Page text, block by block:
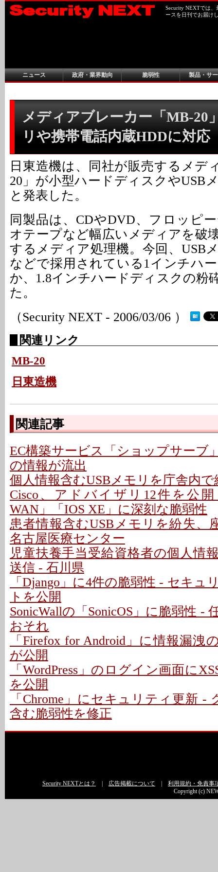
Security NEXTでは
ースを日刊でお届け
ニュース 政府・業界動向 脆弱性 製品・サ
メディアブレーカー「MB-20
リや携帯電話内蔵HDDに対応
日東造機は、同社が販売するメデ
20」が小型ハードディスクやUSB
と発表した。
同製品は、CDやDVD、フロッピ
オテープなど幅広いメディアを破
するメディア処理機。今回、USB
などで採用されている1インチハ
か、1.8インチハードディスクの粉
た。
（Security NEXT - 2006/03/06 ）
関連リンク
MB-20
日東造機
関連記事
EC構築サービス「ショップサーブ
の情報が流出
個人情報含むUSBメモリを庁舎内で
Cisco、アドバイザリ12件を公開
WAN」「IOS XE」に深刻な脆弱性
患者情報含むUSBメモリを紛失、
名古屋医療センター
児童扶養手当受給資格者の個人情
送信 - 石川県
「Django」に4件の脆弱性 - セキュ
トを公開
SonicWallの「SonicOS」に脆弱性 -
おそれ
「Firefox for Android」に情報漏洩
が公開
「WordPress」のログイン画面に
を公開
「Chrome」にセキュリティ更新 -
含む脆弱性を修正
Security NEXTとは？ 広告掲載について
利用規約・免責事
Copyright (c)